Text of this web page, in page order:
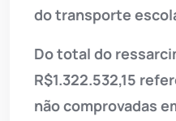
do transporte
Do total do
R$1.322.532,15
não comprovadas